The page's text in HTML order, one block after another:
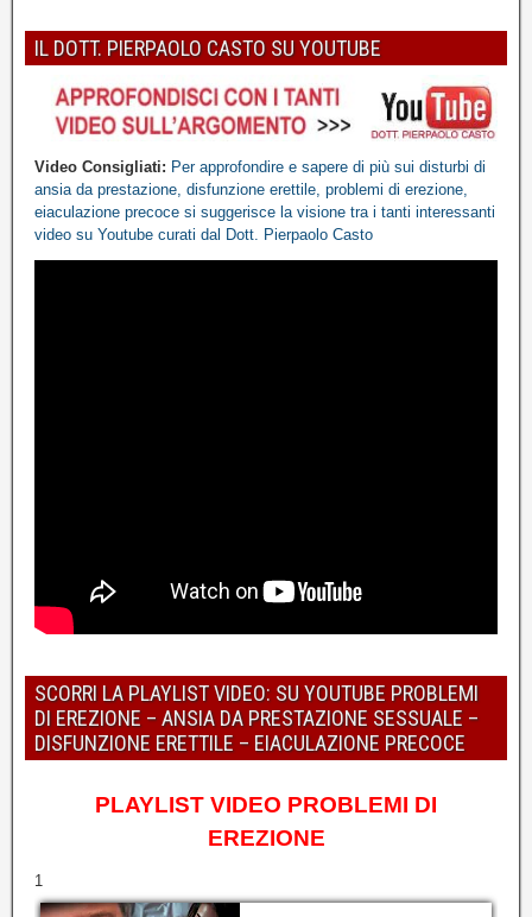
IL DOTT. PIERPAOLO CASTO SU YOUTUBE
Video Consigliati: Per approfondire e sapere di più sui disturbi di
ansia da prestazione, disfunzione erettile, problemi di erezione,
eiaculazione precoce si suggerisce la visione tra i tanti interessanti
video su Youtube curati dal Dott. Pierpaolo Casto
SCORRI LA PLAYLIST VIDEO: SU YOUTUBE PROBLEMI
DI EREZIONE – ANSIA DA PRESTAZIONE SESSUALE –
DISFUNZIONE ERETTILE – EIACULAZIONE PRECOCE
PLAYLIST VIDEO PROBLEMI DI
EREZIONE
1